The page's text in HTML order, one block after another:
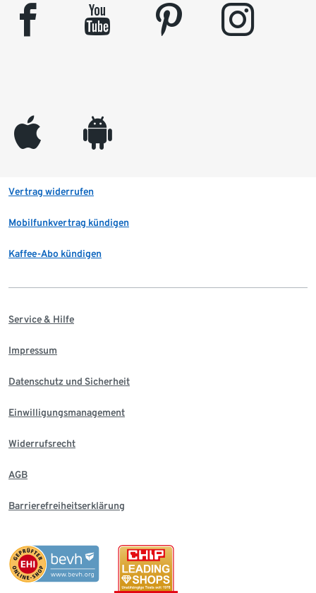
facebook youtube pinterest instagram
appleinc android
Vertrag widerrufen
Mobilfunkvertrag kündigen
Kaffee-Abo kündigen
Service & Hilfe
Impressum
Datenschutz und Sicherheit
Einwilligungsmanagement
Widerrufsrecht
AGB
Barrierefreiheitserklärung